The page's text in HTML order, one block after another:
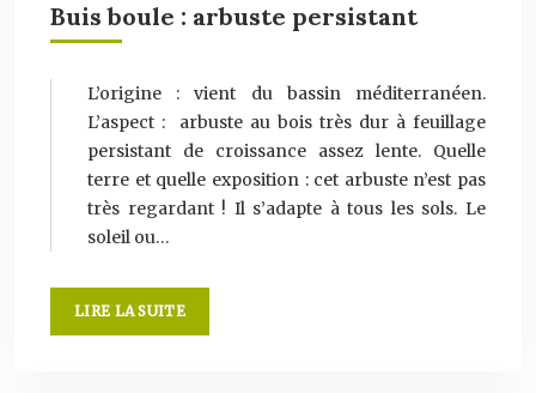
Buis boule : arbuste persistant
L’origine : vient du bassin méditerranéen.
L’aspect : arbuste au bois très dur à feuillage
persistant de croissance assez lente. Quelle
terre et quelle exposition : cet arbuste n’est pas
très regardant ! Il s’adapte à tous les sols. Le
soleil ou…
LIRE LA SUITE